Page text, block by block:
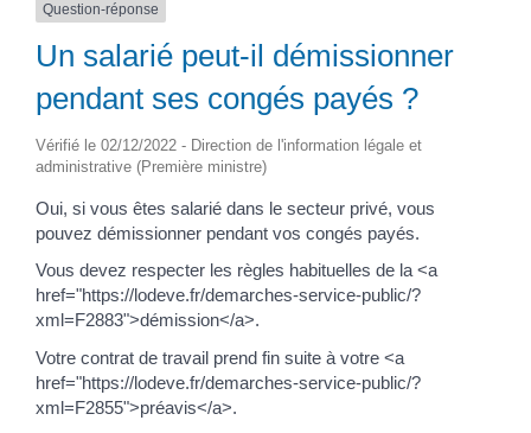
Question-réponse
Un salarié peut-il démissionner
pendant ses congés payés ?
Vérifié le 02/12/2022 - Direction de l'information légale et
administrative (Première ministre)
Oui, si vous êtes salarié dans le secteur privé, vous
pouvez démissionner pendant vos congés payés.
Vous devez respecter les règles habituelles de la <a
href="https://lodeve.fr/demarches-service-public/?
xml=F2883">démission</a>.
Votre contrat de travail prend fin suite à votre <a
href="https://lodeve.fr/demarches-service-public/?
xml=F2855">préavis</a>.